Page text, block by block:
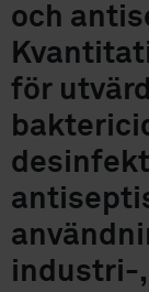
och
för
industri-,